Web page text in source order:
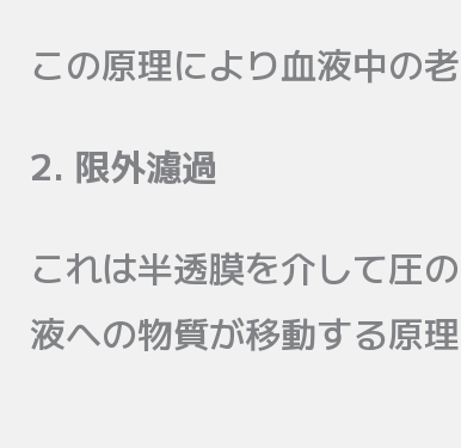
この原理により血液中の
2. 限外濾過
これは半透膜を介して圧
液への物質が移動する原理